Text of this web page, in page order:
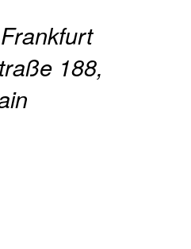
188,